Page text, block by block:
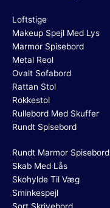
Loftstige
Makeup Spejl Med Lys
Marmor Spisebord
Metal Reol
Ovalt Sofabord
Rattan Stol
Rokkestol
Rullebord Med Skuffer
Rundt Spisebord
Rundt Marmor Spisebord
Skab Med Lås
Skohylde Til Væg
Sminkespejl